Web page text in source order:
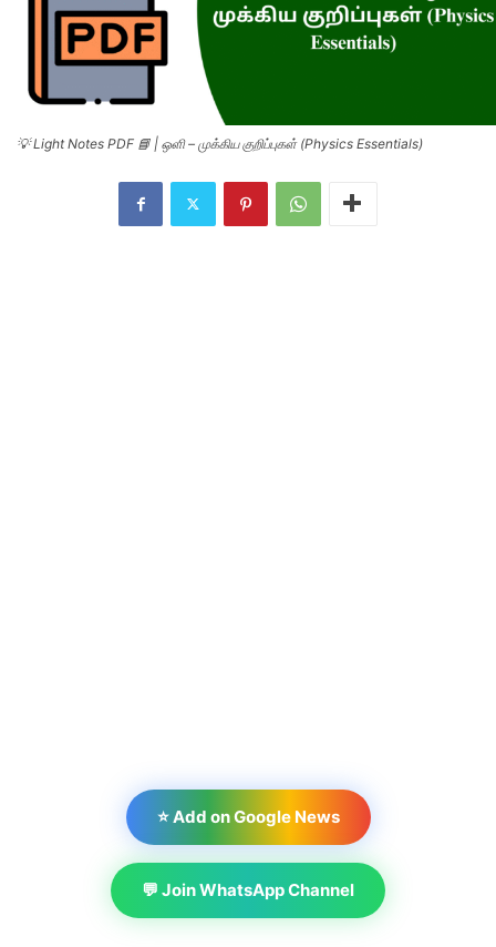
💡 Light Notes PDF 📘 | ஒளி – முக்கிய குறிப்புகள் (Physics Essentials)
⭐ Add on Google News
💬 Join WhatsApp Channel